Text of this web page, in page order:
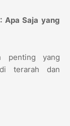
Apa Saja yang
penting yang
terarah dan